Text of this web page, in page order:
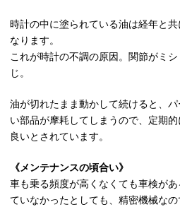
時計の中に塗られている油は経年と
なります。
これが時計の不調の原因。関節がミ
じ。
油が切れたまま動かして続けると、
い部品が摩耗してしまうので、定期
良いとされています。
《メンテナンスの頃合い》
車も乗る頻度が高くなくても車検が
ていなかったとしても、精密機械な